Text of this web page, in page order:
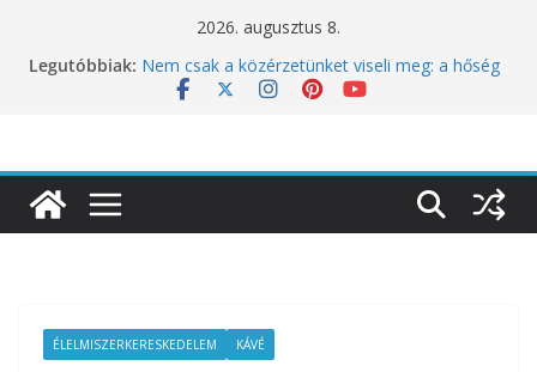
content
2026. augusztus 8.
Legutóbbiak: éttermeinek inspirációiból született jubileumi
menü
Budapest is csatlakozik a Perui Pisco Világnap
Nem a koffeinnel van a baj, hanem azzal,
ahogyan fogyasztjuk
ÉLELMISZERKERESKEDELEM KÁVÉ